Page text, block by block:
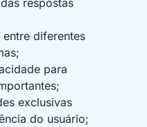
respostas
diferentes
para
exclusivas
do usuário;